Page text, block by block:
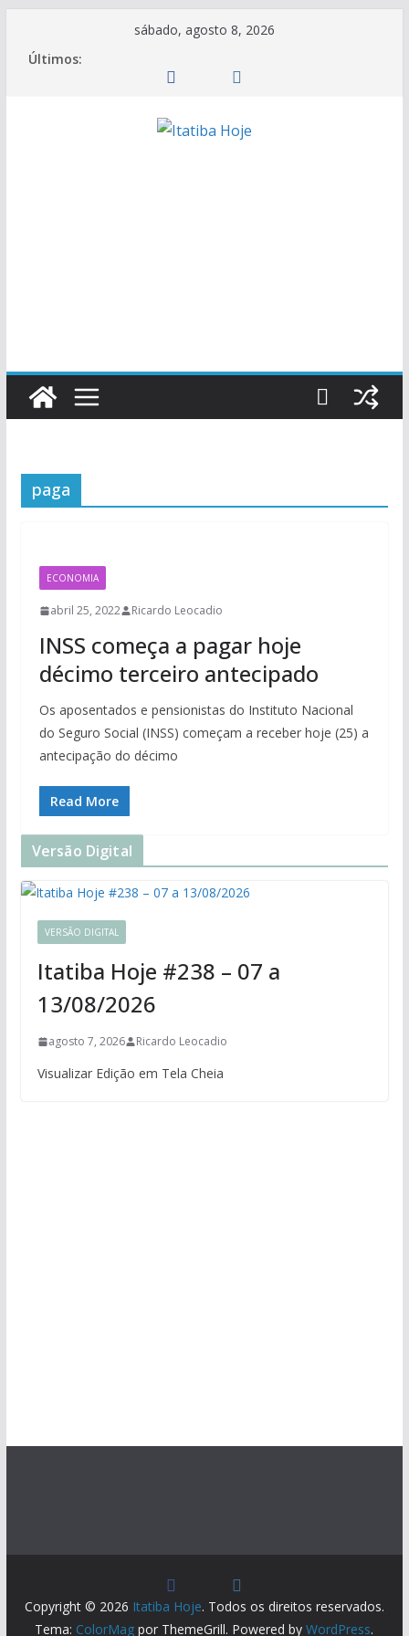
para
sábado, agosto 8, 2026
Últimos:
paga
ECONOMIA
abril 25, 2022 Ricardo Leocadio
INSS começa a pagar hoje
décimo terceiro antecipado
Os aposentados e pensionistas do Instituto Nacional
do Seguro Social (INSS) começam a receber hoje (25) a
antecipação do décimo
Read More
Versão Digital
VERSÃO DIGITAL
Itatiba Hoje #238 – 07 a
13/08/2026
agosto 7, 2026 Ricardo Leocadio
Visualizar Edição em Tela Cheia
Copyright © 2026 Itatiba Hoje. Todos os direitos reservados.
Tema: ColorMag por ThemeGrill. Powered byWordPress.